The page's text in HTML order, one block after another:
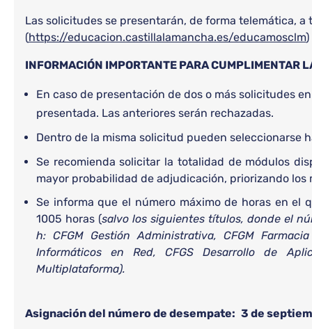
Las solicitudes se presentarán, de forma telemática,
(https://educacion.castillalamancha.es/educamosclm)
INFORMACIÓN IMPORTANTE PARA CUMPLIMENTAR
En caso de presentación de dos o más solicitudes
presentada. Las anteriores serán rechazadas.
Dentro de la misma solicitud pueden seleccionarse
Se recomienda solicitar la totalidad de módulos
mayor probabilidad de adjudicación, priorizando
Se informa que el número máximo de horas en el
1005 horas (salvo los siguientes títulos, donde el
h: CFGM Gestión Administrativa, CFGM
Informáticos en Red, CFGS Desarrollo de
Multiplataforma).
Asignación del número de desempate: 3 de